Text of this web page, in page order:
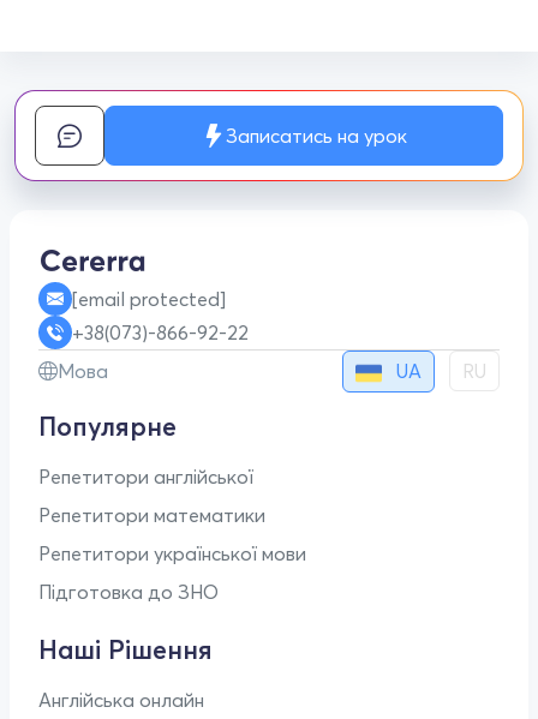
Записатись на урок
[email protected]
+38(073)-866-92-22
Мова
UA RU
Популярне
Репетитори англійської
Репетитори математики
Репетитори української мови
Підготовка до ЗНО
Наші Рішення
Англійська онлайн